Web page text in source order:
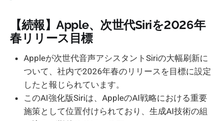
【続報】Apple、次世代Siriを2026年
春リリース目標
Appleが次世代音声アシスタントSiriの大幅刷新に
ついて、社内で2026年春のリリースを目標に設定
したと報じられています。
このAI強化版Siriは、AppleのAI戦略における重要
施策として位置付けられており、生成AI技術の組